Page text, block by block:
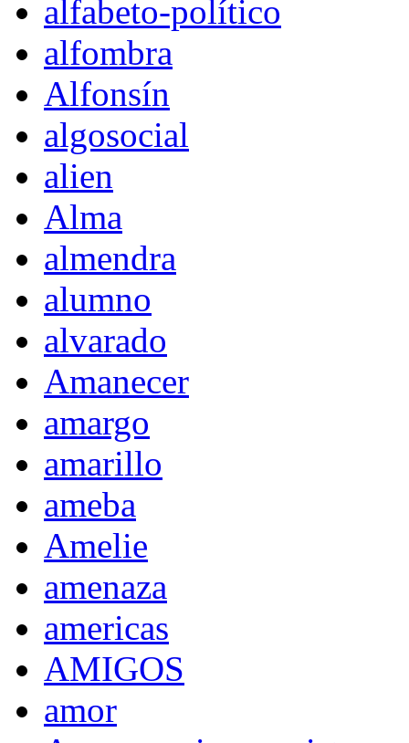
alfabeto-político
alfombra
Alfonsín
algosocial
alien
Alma
almendra
alumno
alvarado
Amanecer
amargo
amarillo
ameba
Amelie
amenaza
americas
AMIGOS
amor